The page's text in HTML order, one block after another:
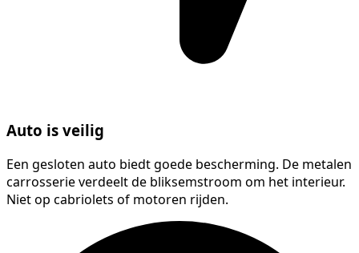
Auto is veilig
Een gesloten auto biedt goede bescherming. De metalen
carrosserie verdeelt de bliksemstroom om het interieur.
Niet op cabriolets of motoren rijden.